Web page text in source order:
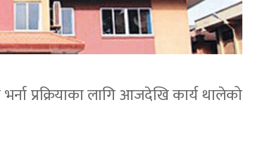
प्रक्रियाका लागि आजदेखि कार्य थालेको